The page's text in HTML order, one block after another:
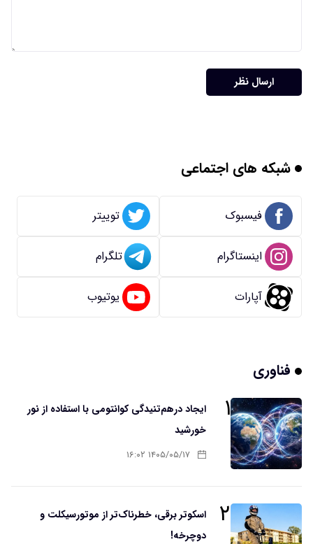
ارسال نظر
شبکه های اجتماعی
فیسبوک توییتر
اینستاگرام تلگرام
آپارات یوتیوب
فناوری
۱
ایجاد درهم‌تنیدگی کوانتومی با استفاده از نور
خورشید
۱۴۰۵/۰۵/۱۷ ۱۶:۰۲
۲
اسکوتر برقی، خطرناک‌تر از موتورسیکلت و
دوچرخه!